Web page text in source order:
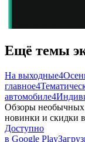
Ещё темы
На выходные4
главное4
автомобиле4
Обзоры необычных
новинки и скидки
Доступно
в Google Play